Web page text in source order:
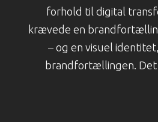
forhold til digital
krævede en
– og en visuel
brandfortællingen. Det